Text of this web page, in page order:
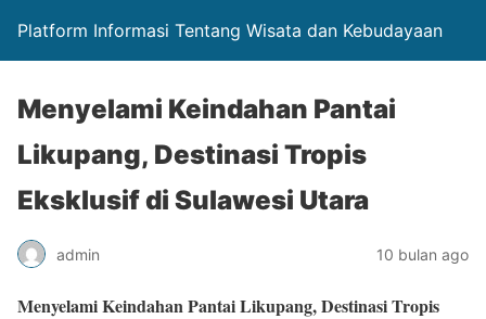
Platform Informasi Tentang Wisata dan Kebudayaan
Menyelami Keindahan Pantai
Likupang, Destinasi Tropis
Eksklusif di Sulawesi Utara
admin 10 bulan ago
Menyelami Keindahan Pantai Likupang, Destinasi Tropis